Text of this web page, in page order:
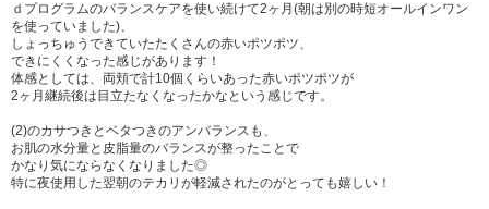
ｄプログラムのバランスケアを使い続けて2ヶ月(朝は別の時短オールインワン
を使っていました)、
しょっちゅうできていたたくさんの赤いポツポツ、
できにくくなった感じがあります！
体感としては、両頬で計10個くらいあった赤いポツポツが
2ヶ月継続後は目立たなくなったかなという感じです。
(2)のカサつきとベタつきのアンバランスも、
お肌の水分量と皮脂量のバランスが整ったことで
かなり気にならなくなりました◎
特に夜使用した翌朝のテカリが軽減されたのがとっても嬉しい！